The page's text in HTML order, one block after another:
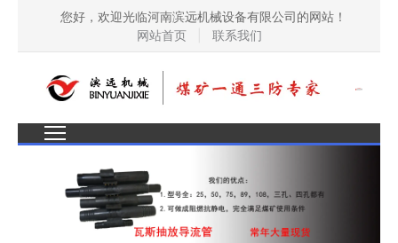
您好，欢迎光临河南滨远机械设备有限公司的网站！
网站首页
联系我们